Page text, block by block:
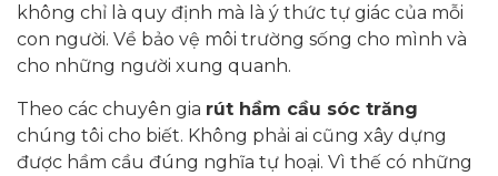
không chỉ là quy định mà là ý thức tự giác của mỗi
con người. Về bảo vệ môi trường sống cho mình và
cho những người xung quanh.
Theo các chuyên gia rút hầm cầu sóc trăng
chúng tôi cho biết. Không phải ai cũng xây dựng
được hầm cầu đúng nghĩa tự hoại. Vì thế có những